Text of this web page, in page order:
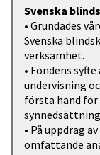
Svenska
• Grundades
Svenska
verksamhet.
• Fondens
undervisning
första hand för
• På uppdrag
omfattande